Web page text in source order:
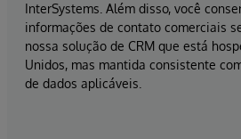
InterSystems. Além disso, você
informações de contato comerciais
nossa solução de CRM que está
Unidos, mas mantida consistente
de dados aplicáveis.